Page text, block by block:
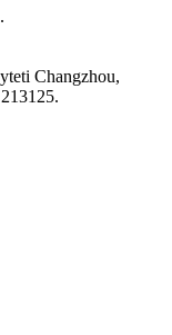
Changzhou,